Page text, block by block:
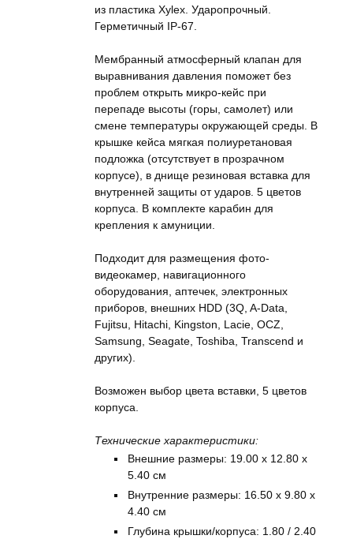
из пластика Xylex. Ударопрочный.
Герметичный IP-67.
Мембранный атмосферный клапан для
выравнивания давления поможет без
проблем открыть микро-кейс при
перепаде высоты (горы, самолет) или
смене температуры окружающей среды. В
крышке кейса мягкая полиуретановая
подложка (отсутствует в прозрачном
корпусе), в днище резиновая вставка для
внутренней защиты от ударов. 5 цветов
корпуса. В комплекте карабин для
крепления к амуниции.
Подходит для размещения фото-
видеокамер, навигационного
оборудования, аптечек, электронных
приборов, внешних HDD (3Q, A-Data,
Fujitsu, Hitachi, Kingston, Lacie, OCZ,
Samsung, Seagate, Toshiba, Transcend и
других).
Возможен выбор цвета вставки, 5 цветов
корпуса.
Технические характеристики:
Внешние размеры: 19.00 x 12.80 x
5.40 см
Внутренние размеры: 16.50 x 9.80 x
4.40 см
Глубина крышки/корпуса: 1.80 / 2.40